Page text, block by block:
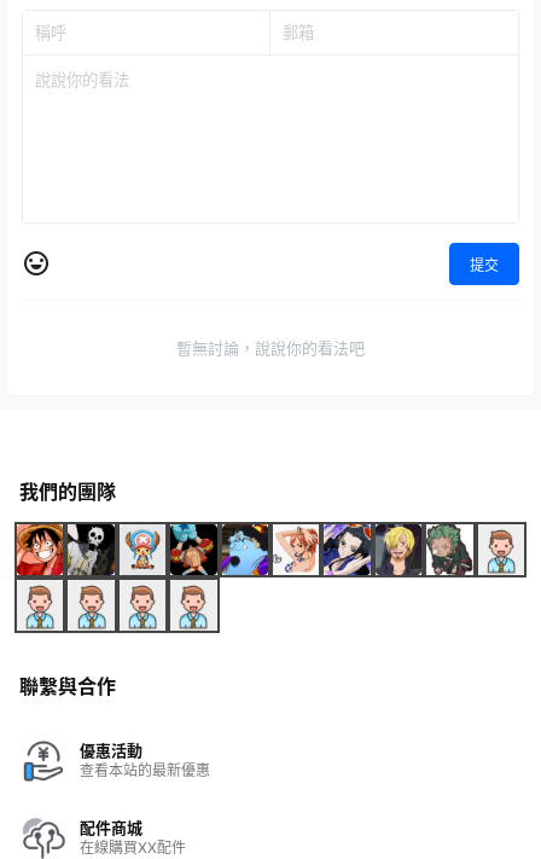
提交
暫無討論，說說你的看法吧
我們的團隊
聯繫與合作
優惠活動
查看本站的最新優惠
配件商城
在線購買XX配件